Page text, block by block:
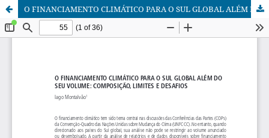
O FINANCIAMENTO CLIMÁTICO PARA O SUL GLOBAL ALÉM DO SEU VOLUME